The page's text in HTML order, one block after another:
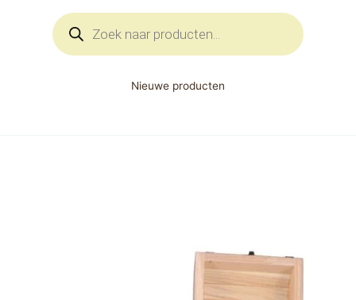
Producten
zoeken
Nieuwe producten